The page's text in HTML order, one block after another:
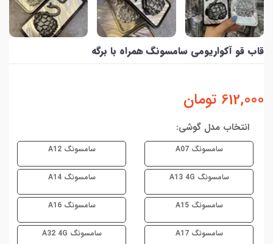
قاب قو آکواریومی سامسونگ همراه با برگه
612,000 تومان
انتخاب مدل گوشی:
سامسونگ A07 سامسونگ A12
سامسونگ A13 4G سامسونگ A14
سامسونگ A15 سامسونگ A16
سامسونگ A17 سامسونگ A32 4G